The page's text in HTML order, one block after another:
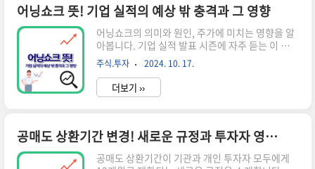
전과 함께 빠르게 성장하고 있으며, 많은 투자자들
이 이 분야에 주목하고 있습니다.AI 반도체의 필요
성데이터 처리: 대량의 데이터를 신속하게 처리해
야 하는 AI 기술의 특성상, 고성능 반도체가 필수적
입니다.효율성: 전통적인 반도체보다 에너지 효율
이 높아 운영 비용을 절감할 수 있습니다.응용 분
야: 자율주행차, 스마..
어닝쇼크 뜻! 기업 실적의 예상 밖 충격과 그 영향
어닝쇼크의 의미와 원인, 주가에 미치는 영향을 알
아봅니다. 기업 실적 발표 시즌에 자주 듣는 이 용어
의 중요성과 투자자들의 대응 전략을 살펴볼게요.
어닝쇼크란 무엇인가? 어닝쇼크는 기업의 실제 이
익이 시장의 예상을 크게 밑도는 현상을 말합니다.
'어닝(earning)'은 기업의 수익을, '쇼크
을 가리킵니다.어닝쇼크의 특징예상 밖의 결과: 분
석가들의 예측과 실제 실적 사이에 큰 차이가 있습
니다.주가 영향: 대부분 주가 하락으로 이어집니다.
주식.투자 2024. 10. 17.
더보기 ››
공매도 상환기간 변경! 새로운 규정과 투자자 영향 분석
공매도 상환기간이 기관과 개인 투자자 모두에게